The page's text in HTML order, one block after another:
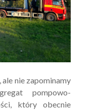
ale nie zapominamy
pompowo-
który obecnie